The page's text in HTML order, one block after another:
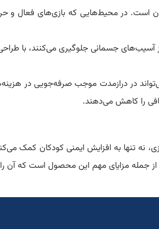
است. در محیط‌هایی که بازی‌های فعال و
آسیب‌های جسمانی جلوگیری می‌کنند، با
در درازمدت موجب صرفه‌جویی در
را کاهش می‌دهند.
نه تنها به افزایش ایمنی کودکان کمک
مزایای مهم این محصول است که آن را